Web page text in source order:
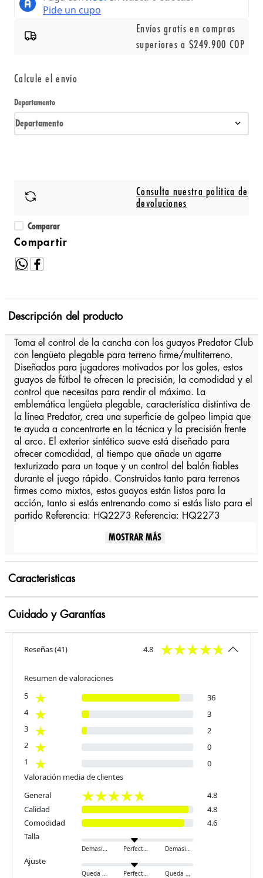
Envíos gratis en compras
superiores a $249.900 COP
Calcule el envío
Departamento
Departamento
Consulta nuestra política de
devoluciones
Comparar
Descripción del producto
Toma el control de la cancha con los guayos Predator Club
con lengüeta plegable para terreno firme/multiterreno.
Diseñados para jugadores motivados por los goles, estos
guayos de fútbol te ofrecen la precisión, la comodidad y el
control que necesitas para rendir al máximo. La
emblemática lengüeta plegable, característica distintiva de
la línea Predator, crea una superficie de golpeo limpia que
te ayuda a concentrarte en la técnica y la precisión frente
al arco. El exterior sintético suave está diseñado para
ofrecer comodidad, al tiempo que añade un agarre
texturizado para un toque y un control del balón fiables
durante el juego rápido. Construidos tanto para terrenos
firmes como mixtos, estos guayos están listos para la
acción, tanto si estás entrenando como si estás listo para el
partido Referencia: HQ2273 Referencia: HQ2273
MOSTRAR MÁS
Caracteristicas
Cuidado y Garantías
Reseñas(41) 4.8
Resumen de valoraciones
5
36
4
3
3
2
2
0
1
0
Valoración media de clientes
General
4.8
Calidad
4.8
Comodidad
4.6
Talla
Demasiado pequeño Perfecto Demasiado grande
Ajuste
Queda ajustado Perfecto Queda holgado